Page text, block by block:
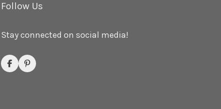
Follow Us
Stay connected on social media!